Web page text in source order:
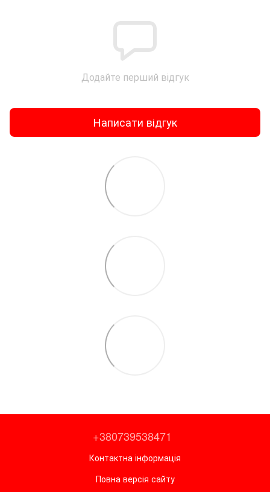
Додайте перший відгук
Написати відгук
+380739538471
Контактна інформація
Повна версія сайту